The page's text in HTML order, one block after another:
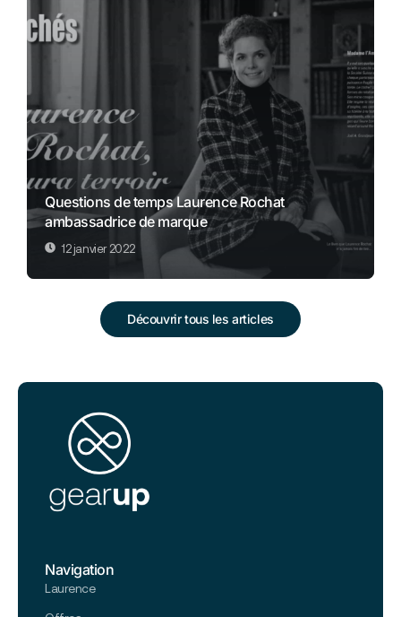
Questions de temps Laurence Rochat
ambassadrice de marque
12 janvier 2022
Découvrir tous les articles
Navigation
Laurence